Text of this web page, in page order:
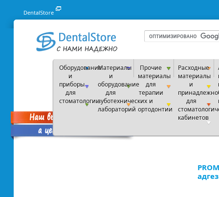
DentalStore
Оборудование
и
приборы
для
стоматологии
Материалы
и
оборудование
для
зуботехнических
лабораторий
Прочие
материалы
для
терапии
и
ортодонтии
Расходные
материалы
и
для
кабинетов